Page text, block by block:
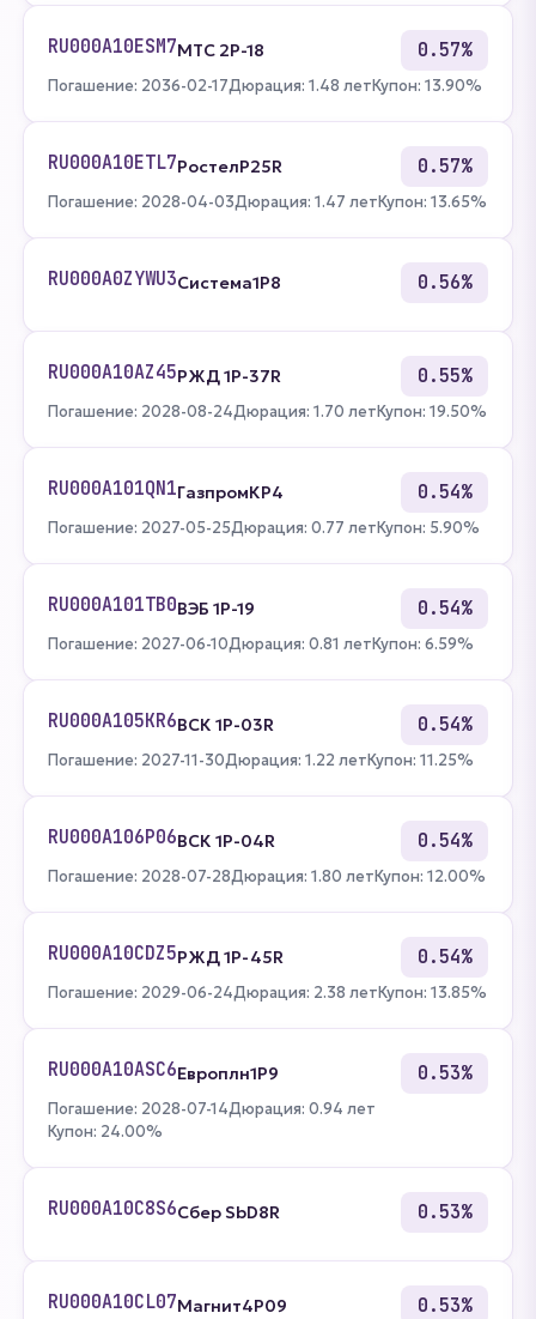
RU000A10ESM7МТС 2Р-18 0.57%
Погашение: 2036-02-17Дюрация: 1.48 летКупон: 13.90%
RU000A10ETL7РостелP25R 0.57%
Погашение: 2028-04-03Дюрация: 1.47 летКупон: 13.65%
RU000A0ZYWU3Система1P8 0.56%
RU000A10AZ45РЖД 1Р-37R 0.55%
Погашение: 2028-08-24Дюрация: 1.70 летКупон: 19.50%
RU000A101QN1ГазпромКP4 0.54%
Погашение: 2027-05-25Дюрация: 0.77 летКупон: 5.90%
RU000A101TB0ВЭБ 1P-19 0.54%
Погашение: 2027-06-10Дюрация: 0.81 летКупон: 6.59%
RU000A105KR6ВСК 1P-03R 0.54%
Погашение: 2027-11-30Дюрация: 1.22 летКупон: 11.25%
RU000A106P06ВСК 1P-04R 0.54%
Погашение: 2028-07-28Дюрация: 1.80 летКупон: 12.00%
RU000A10CDZ5РЖД 1Р-45R 0.54%
Погашение: 2029-06-24Дюрация: 2.38 летКупон: 13.85%
RU000A10ASC6Европлн1Р9 0.53%
Погашение: 2028-07-14Дюрация: 0.94 лет
Купон: 24.00%
RU000A10C8S6Сбер SbD8R 0.53%
RU000A10CL07Магнит4P09 0.53%